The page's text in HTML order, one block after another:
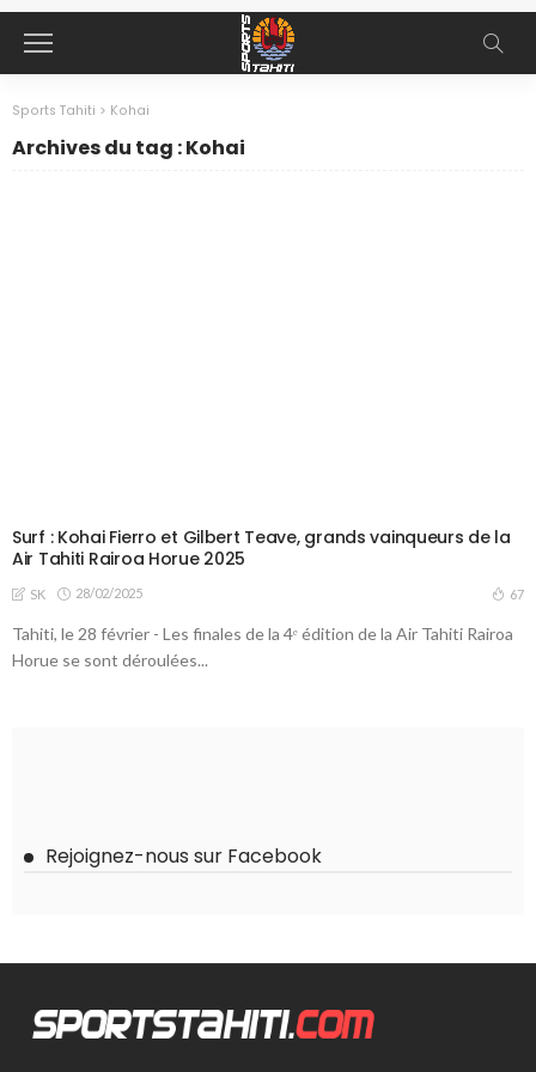
Sports Tahiti > Kohai
Archives du tag : Kohai
Surf : Kohai Fierro et Gilbert Teave, grands vainqueurs de la
Air Tahiti Rairoa Horue 2025
SK 28/02/2025 67
Tahiti, le 28 février - Les finales de la 4ᵉ édition de la Air Tahiti Rairoa
Horue se sont déroulées...
Rejoignez-nous sur Facebook